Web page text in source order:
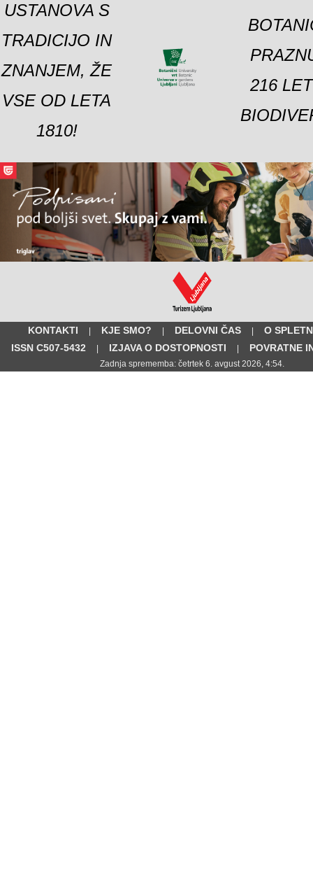
USTANOVA S
TRADICIJO IN
ZNANJEM, ŽE
VSE OD LETA
1810!
216
KONTAKTI KJE SMO? DELOVNI ČAS
O
ISSN C507-5432
IZJAVA O DOSTOPNOSTI POVRATNE
Zadnja sprememba: četrtek 6. avgust 2026, 4:54.